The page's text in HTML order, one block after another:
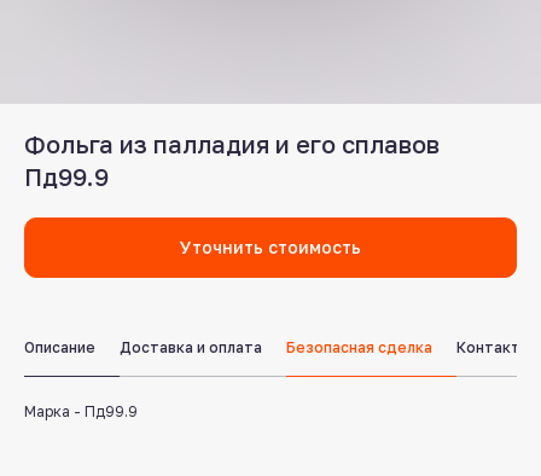
Фольга из палладия и его сплавов
Пд99.9
Уточнить стоимость
Описание Доставка и оплата Безопасная сделка Контакты
Марка - Пд99.9
Заказать звонок
Служба поддержки клиентов
Работаем ежедневно с 8:00 до 18:00
Бесплатно по России